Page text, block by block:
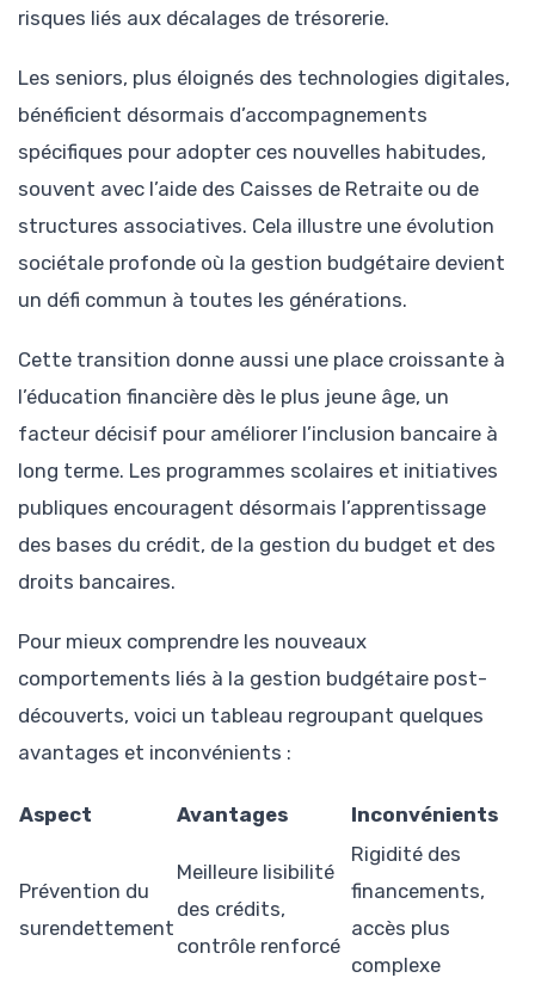
risques liés aux décalages de trésorerie.
Les seniors, plus éloignés des technologies digitales,
bénéficient désormais d’accompagnements
spécifiques pour adopter ces nouvelles habitudes,
souvent avec l’aide des Caisses de Retraite ou de
structures associatives. Cela illustre une évolution
sociétale profonde où la gestion budgétaire devient
un défi commun à toutes les générations.
Cette transition donne aussi une place croissante à
l’éducation financière dès le plus jeune âge, un
facteur décisif pour améliorer l’inclusion bancaire à
long terme. Les programmes scolaires et initiatives
publiques encouragent désormais l’apprentissage
des bases du crédit, de la gestion du budget et des
droits bancaires.
Pour mieux comprendre les nouveaux
comportements liés à la gestion budgétaire post-
découverts, voici un tableau regroupant quelques
avantages et inconvénients :
Aspect Avantages Inconvénients
Prévention du
surendettement
Meilleure lisibilité
des crédits,
contrôle renforcé
Rigidité des
financements,
accès plus
complexe